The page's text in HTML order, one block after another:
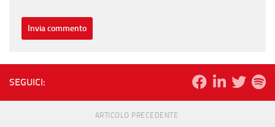
SEGUICI:
ARTICOLO PRECEDENTE